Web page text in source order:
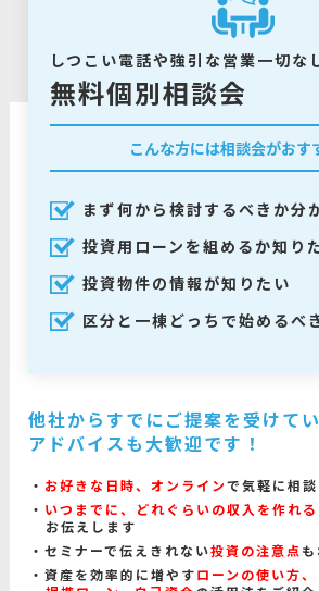
しつこい電話や強引な営業一切な
無料個別相談会
こんな方には相談会がおす
まず何から検討するべきか分
投資用ローンを組めるか知り
投資物件の情報が知りたい
区分と一棟どっちで始めるべ
他社からすでにご提案を受けて
アドバイスも大歓迎です！
お好きな日時、オンラインで気軽に相
いつまでに、どれぐらいの収入を作れ
お伝えします
セミナーで伝えきれない投資の注意点
資産を効率的に増やすローンの使い方、